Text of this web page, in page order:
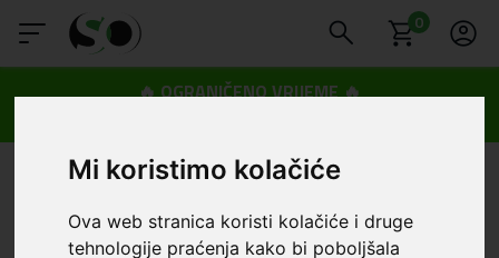
Mi koristimo kolačiće
Ova web stranica koristi kolačiće i druge
tehnologije praćenja kako bi poboljšala
0
🔥 OGRANIČENO VRIJEME 🔥